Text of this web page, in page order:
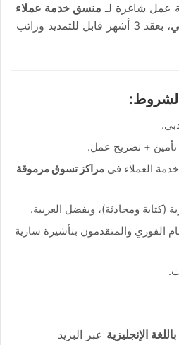
عمل شاغرة لـ منسق خدمة عملاء
، بعقد 3 أشهر قابل للتمديد وراتب
+ تصريح عمل.
مراكز تسوق مرموقة
(كتابة ومحادثة)، ويفضل العربية.
الفوري والمتقدمون بتأشيرة سارية
باللغة الإنجليزية عبر البريد